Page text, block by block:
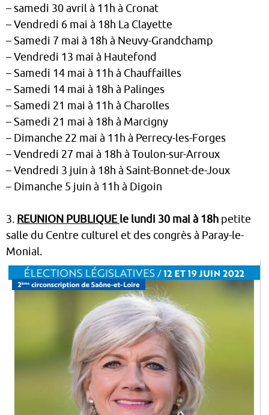
– samedi 30 avril à 11h à Cronat
– Vendredi 6 mai à 18h La Clayette
– Samedi 7 mai à 18h à Neuvy-Grandchamp
– Vendredi 13 mai à Hautefond
– Samedi 14 mai à 11h à Chauffailles
– Samedi 14 mai à 18h à Palinges
– Samedi 21 mai à 11h à Charolles
– Samedi 21 mai à 18h à Marcigny
– Dimanche 22 mai à 11h à Perrecy-les-Forges
– Vendredi 27 mai à 18h à Toulon-sur-Arroux
– Vendredi 3 juin à 18h à Saint-Bonnet-de-Joux
– Dimanche 5 juin à 11h à Digoin
3. REUNION PUBLIQUEle lundi 30 mai à 18h petite
salle du Centre culturel et des congrès à Paray-le-
Monial.